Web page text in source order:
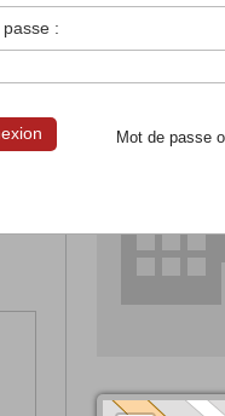
votre recherche
:
Mot de passe